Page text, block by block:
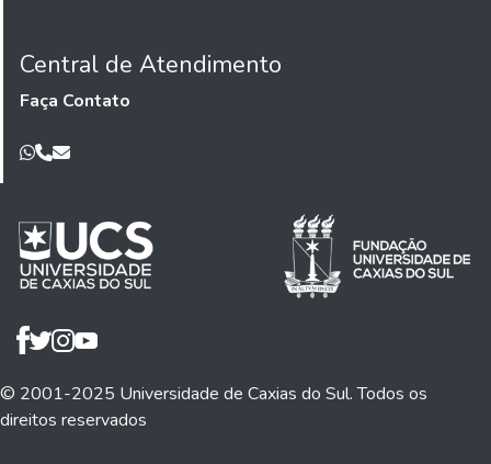
Central de Atendimento
Faça Contato
© 2001-2025 Universidade de Caxias do Sul. Todos os
direitos reservados